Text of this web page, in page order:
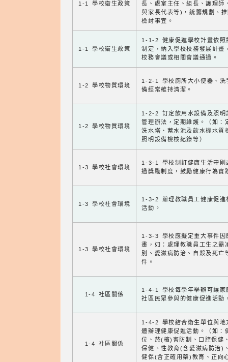
1-1 學校衛生政策
長、處室主任、組長、護理師
與家長代表等)，統籌規劃、
檢討事宜。
1-1 學校衛生政策
1-1-2 健康促進學校計畫依照
制定，納入學校校務發展計畫
校務會議或相關會議通過。
1-2 學校物質環境
1-2-1 學校廁所大小便器、洗
備經常維持清潔。
1-2 學校物質環境
1-2-2 訂定飲用水設備及照明
管理辦法，定期維護。（如：
洗水塔、蓄水池及飲水機水質
照明設備檢核紀錄等）
1-3 學校社會環境
1-3-1 學校制訂健康生活守則
過獎勵制度，鼓勵健康行為實
1-3 學校社會環境
1-3-2 辦理教職員工健康促進
活動。
1-3 學校社會環境
1-3-3 學校應擬定重大事件因
畫，如：處理教職員工生之霸
別、愛滋病防治、自殺及死亡
件。
1-4 社區關係
1-4-1 學校每學年舉辦可讓家
社區民眾參與的健康促進活動
1-4 社區關係
1-4-2 學校結合衛生單位與地
體辦理健康促進活動。（如：
位、菸(檳)害防制、口腔保健
保健、性教育(含愛滋病防治)
健保(含正確用藥)教育、正向